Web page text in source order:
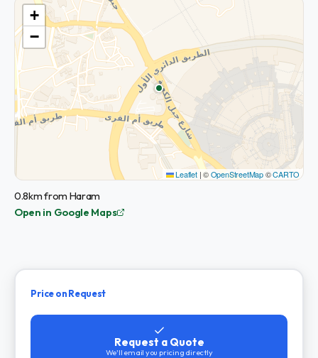
+
−
Leaflet |©OpenStreetMap©CARTO
0.8km from Haram
Open in Google Maps
Price on Request
Request a Quote
We'll email you pricing directly